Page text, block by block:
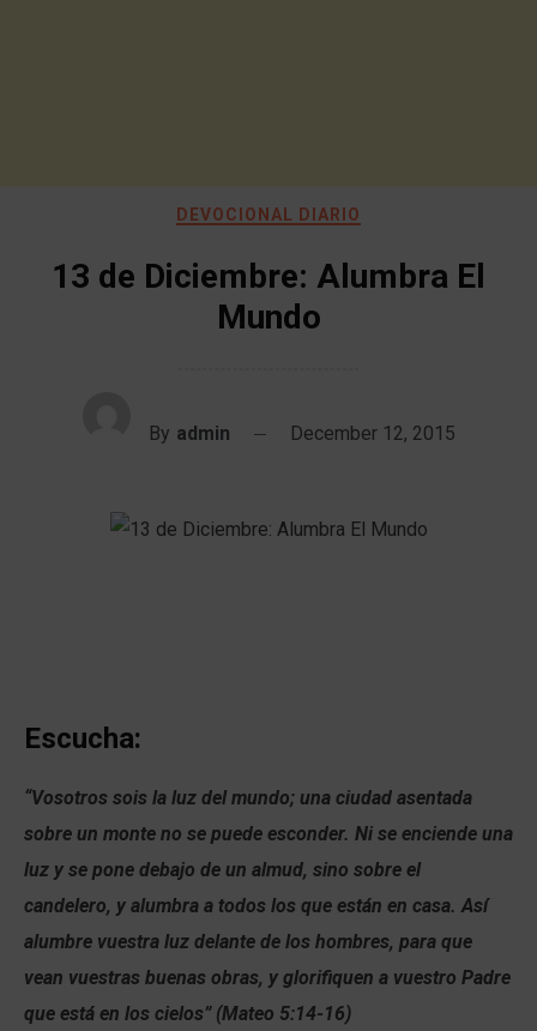
DEVOCIONAL DIARIO
13 de Diciembre: Alumbra El
Mundo
By admin December 12, 2015
Escucha:
“Vosotros sois la luz del mundo; una ciudad asentada
sobre un monte no se puede esconder. Ni se enciende una
luz y se pone debajo de un almud, sino sobre el
candelero, y alumbra a todos los que están en casa. Así
alumbre vuestra luz delante de los hombres, para que
vean vuestras buenas obras, y glorifiquen a vuestro Padre
que está en los cielos” (Mateo 5:14-16)